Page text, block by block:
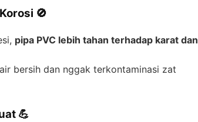
🚫
pipa PVC lebih tahan terhadap karat dan
bersih dan nggak terkontaminasi zat
💪